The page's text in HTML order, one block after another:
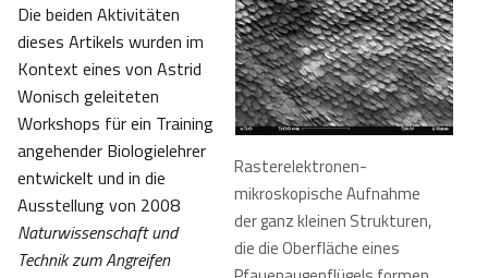
Rasterelektronen-
mikroskopische Aufnahme
der ganz kleinen Strukturen,
die die Oberfläche eines
Die beiden Aktivitäten
dieses Artikels wurden im
Kontext eines von Astrid
Wonisch geleiteten
Workshops für ein Training
angehender Biologielehrer
entwickelt und in die
Ausstellung von 2008
Naturwissenschaft und
Technik zum Angreifen